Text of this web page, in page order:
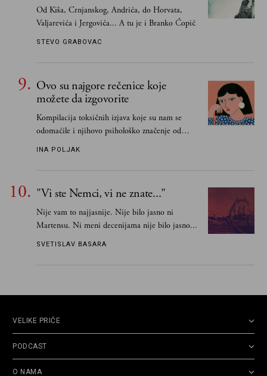
Od Kiša, Crnjanskog, Andrića, do Horvata,
Valjarevića i Jergovića... A tu je i Branko Ćopić
STEVO GRABOVAC
Ovo su najgore rečenice koje
možete da izgovorite
Kompilacija toksičnih izjava koje su nam se
odomaćile i njihovo psihološko značenje od
INA POLJAK
"Vi ste Nemci, vi ne znate..."
Nije vam to najjasnije. Nije bilo jasno ni
Martensu. Ni meni decenijama nije bilo jasno...
SVETISLAV BASARA
VELIKE PRIČE
PODCAST
O NAMA